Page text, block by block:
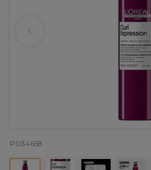
P034658